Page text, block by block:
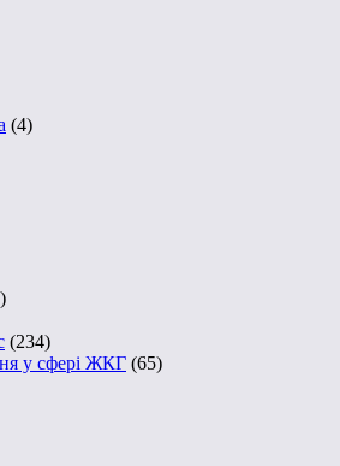
(4)
(234)
у сфері ЖКГ (65)